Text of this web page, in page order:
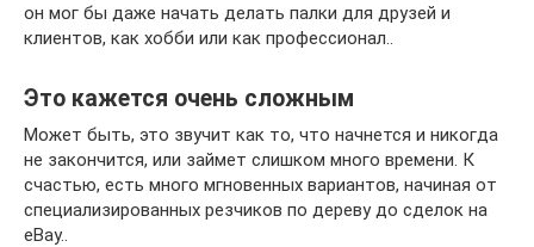
он мог бы даже начать делать палки для друзей и
клиентов, как хобби или как профессионал..
Это кажется очень сложным
Может быть, это звучит как то, что начнется и никогда
не закончится, или займет слишком много времени. К
счастью, есть много мгновенных вариантов, начиная от
специализированных резчиков по дереву до сделок на
eBay..